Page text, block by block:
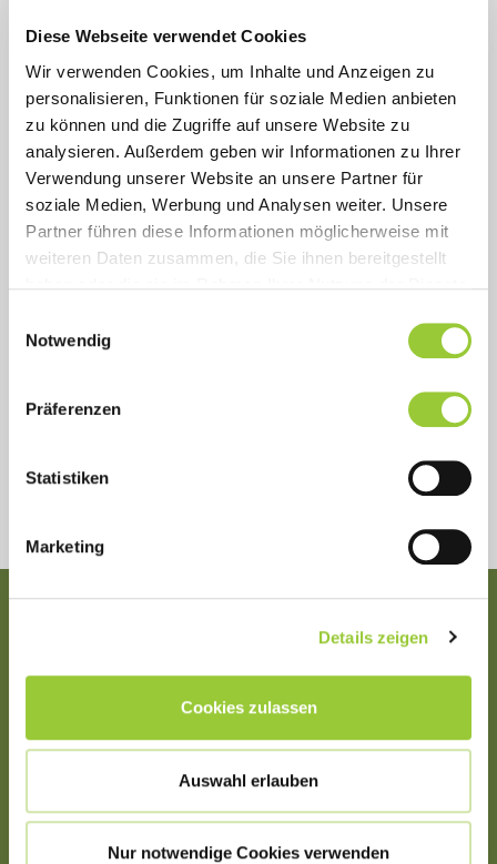
Diese Webseite verwendet Cookies
Wir verwenden Cookies, um Inhalte und Anzeigen zu
personalisieren, Funktionen für soziale Medien anbieten
zu können und die Zugriffe auf unsere Website zu
analysieren. Außerdem geben wir Informationen zu Ihrer
Verwendung unserer Website an unsere Partner für
soziale Medien, Werbung und Analysen weiter. Unsere
Partner führen diese Informationen möglicherweise mit
weiteren Daten zusammen, die Sie ihnen bereitgestellt
Cookies, wenn Sie unsere Webseite weiterhin nutzen.
Notwendig
Präferenzen
Statistiken
Marketing
Details zeigen
Cookies zulassen
Auswahl erlauben
Nur notwendige Cookies verwenden
Ich habe die Datenschutzerklärung zur
Kenntnis genommen. Ich stimme zu, dass
meine Daten und Angaben zur Bearbeitung
meines Anliegens elektronisch verarbeitet
werden. Mir ist bewusst, dass ich meine
Einwilligung jederzeit mit Wirkung für die
Zukunft durch eine einfache Erklärung, zum
Beispiel durch eine Erklärung mittels des
info@bamberger-akademien.de, widerrufen
kann.
ABSENDEN